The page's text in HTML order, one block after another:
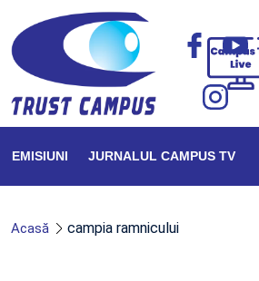
EMISIUNI JURNALUL CAMPUS TV
Acasă campia ramnicului